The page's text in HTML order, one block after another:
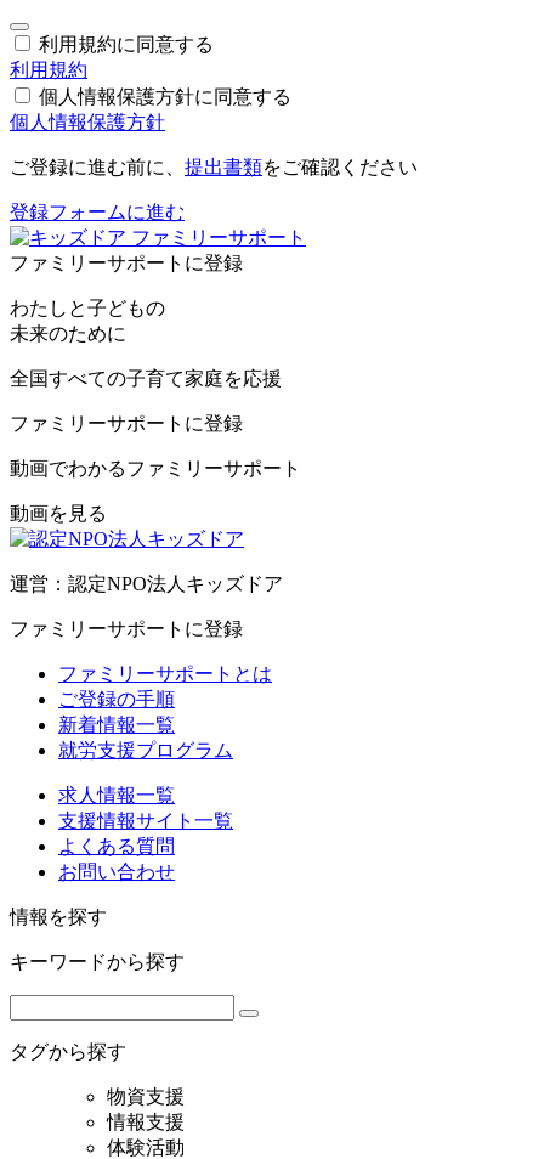
利用規約に同意する
利用規約
個人情報保護方針に同意する
個人情報保護方針
ご登録に進む前に、 提出書類をご確認ください
登録フォームに進む
ファミリーサポートに登録
わたしと子どもの
未来のために
全国すべての子育て家庭を応援
ファミリーサポートに登録
動画でわかるファミリーサポート
動画を見る
運営：認定NPO法人キッズドア
ファミリーサポートに登録
ファミリーサポートとは
ご登録の手順
新着情報一覧
就労支援プログラム
求人情報一覧
支援情報サイト一覧
よくある質問
お問い合わせ
情報を探す
キーワードから探す
タグから探す
物資支援
情報支援
体験活動